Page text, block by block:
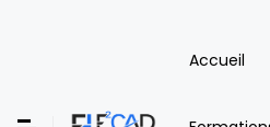
Accueil